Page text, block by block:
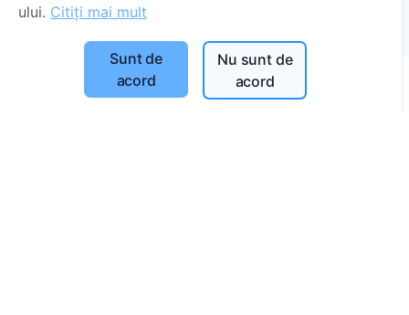
ului. Citiți mai mult
Sunt de
acord
Nu sunt de
acord